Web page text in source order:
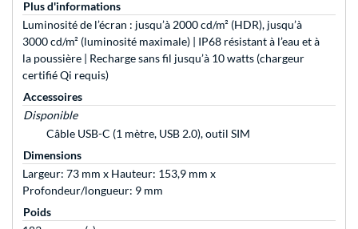
Plus d'informations
Luminosité de l’écran : jusqu’à 2000 cd/m² (HDR), jusqu’à
3000 cd/m² (luminosité maximale) | IP68 résistant à l’eau et à
la poussière | Recharge sans fil jusqu’à 10 watts (chargeur
certifié Qi requis)
Accessoires
Disponible
Câble USB-C (1 mètre, USB 2.0), outil SIM
Dimensions
Largeur: 73 mm x Hauteur: 153,9 mm x
Profondeur/longueur: 9 mm
Poids